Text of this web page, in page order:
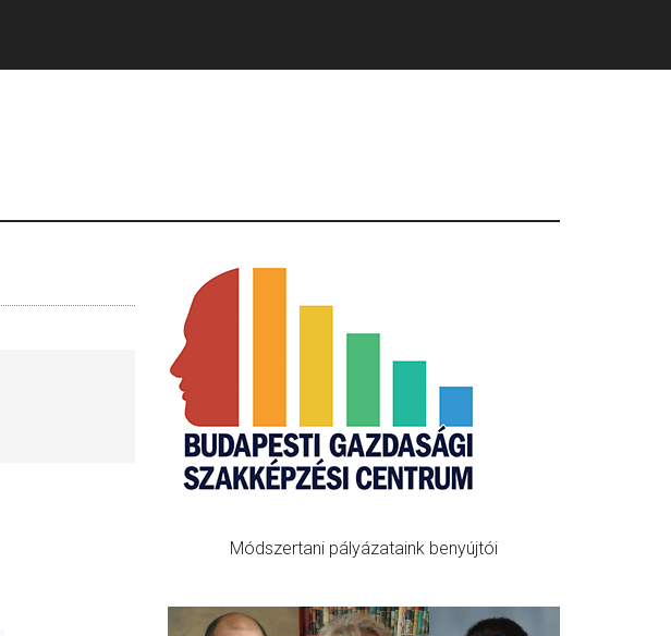
Primary
Sidebar
Módszertani pályázataink benyújtói